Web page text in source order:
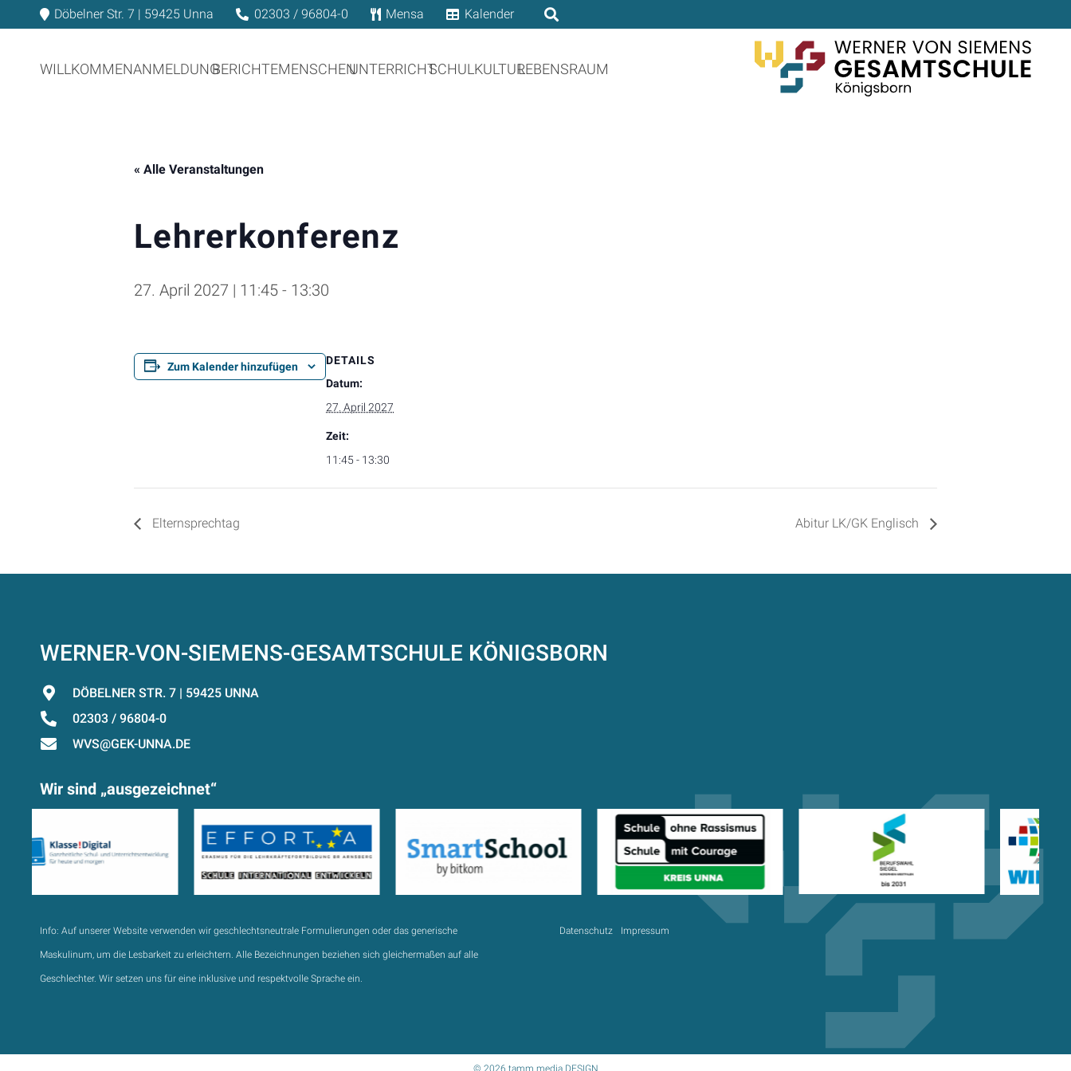
Döbelner Str. 7 | 59425 Unna 02303 / 96804-0 Mensa Kalender
WILLKOMMENANMELDUNGBERICHTEMENSCHENUNTERRICHTSCHULKULTURLEBENSRAUM
« Alle Veranstaltungen
Lehrerkonferenz
27. April 2027 | 11:45 - 13:30
Zum Kalender hinzufügen
DETAILS
Datum:
27. April 2027
Zeit:
11:45 - 13:30
Elternsprechtag Abitur LK/GK Englisch
WERNER-VON-SIEMENS-GESAMTSCHULE KÖNIGSBORN
DÖBELNER STR. 7 | 59425 UNNA
02303 / 96804-0
WVS@GEK-UNNA.DE
Wir sind „ausgezeichnet“
Info: Auf unserer Website verwenden wir geschlechtsneutrale Formulierungen oder das generische
Maskulinum, um die Lesbarkeit zu erleichtern. Alle Bezeichnungen beziehen sich gleichermaßen auf alle
Geschlechter. Wir setzen uns für eine inklusive und respektvolle Sprache ein.
Datenschutz Impressum